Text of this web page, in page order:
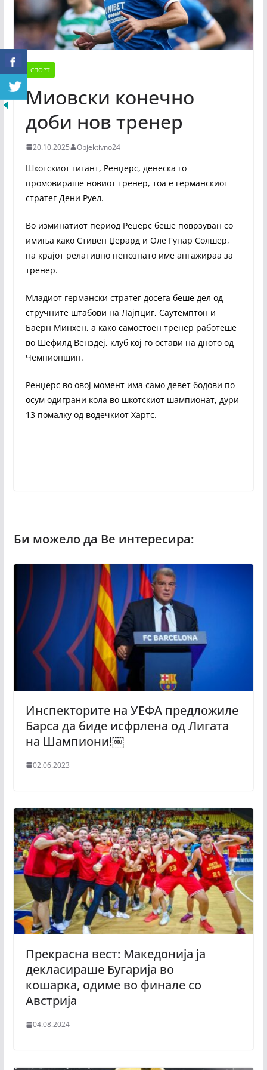
СПОРТ
Миовски конечно
доби нов тренер
20.10.2025 Objektivno24
Шкотскиот гигант, Ренџерс, денеска го
промовираше новиот тренер, тоа е германскиот
стратег Дени Руел.
Во изминатиот период Реџерс беше поврзуван со
имиња како Стивен Џерард и Оле Гунар Солшер,
на крајот релативно непознато име ангажираа за
тренер.
Младиот германски стратег досега беше дел од
стручните штабови на Лајпциг, Саутемптон и
Баерн Минхен, а како самостоен тренер работеше
во Шефилд Венздеј, клуб кој го остави на дното од
Чемпионшип.
Ренџерс во овој момент има само девет бодови по
осум одиграни кола во шкотскиот шампионат, дури
13 помалку од водечкиот Хартс.
Инспекторите на УЕФА предложиле
Барса да биде исфрлена од Лигата
на Шампиони!￼
02.06.2023
Прекрасна вест: Македонија ја
декласираше Бугарија во
кошарка, одиме во финале со
Австрија
04.08.2024